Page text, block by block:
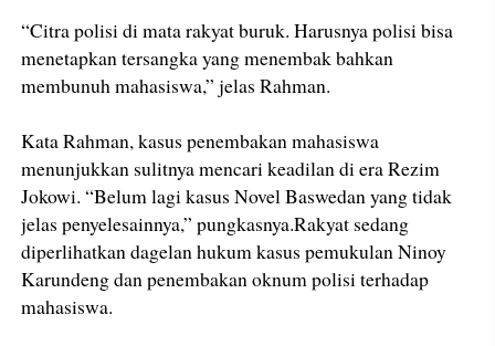
“Citra polisi di mata rakyat buruk. Harusnya polisi bisa
menetapkan tersangka yang menembak bahkan
membunuh mahasiswa,” jelas Rahman.
Kata Rahman, kasus penembakan mahasiswa
menunjukkan sulitnya mencari keadilan di era Rezim
Jokowi. “Belum lagi kasus Novel Baswedan yang tidak
jelas penyelesainnya,” pungkasnya.Rakyat sedang
diperlihatkan dagelan hukum kasus pemukulan Ninoy
Karundeng dan penembakan oknum polisi terhadap
mahasiswa.